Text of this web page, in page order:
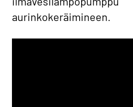
aurinkokeräimineen.